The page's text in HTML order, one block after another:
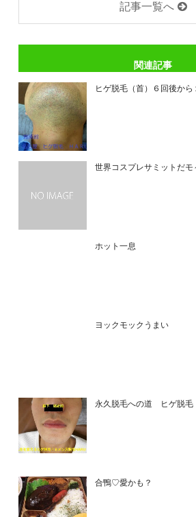
記事一覧へ
関連記事
ヒゲ脱毛（首）６回後か
世界コスプレサミットだモ
ホット一息
ヨックモックうまい
永久脱毛への道 ヒゲ脱毛
合鴨♡愛かも？